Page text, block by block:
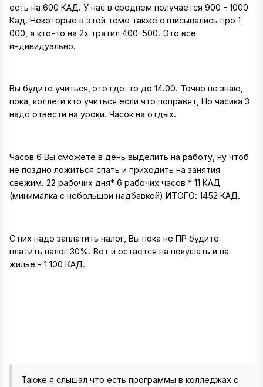
есть на 600 КАД. У нас в среднем получается 900 - 1000
Кад. Некоторые в этой теме также отписывались про 1
000, а кто-то на 2х тратил 400-500. Это все
индивидуально.
Вы будите учиться, это где-то до 14.00. Точно не знаю,
пока, коллеги кто учиться если что поправят, Но часика 3
надо отвести на уроки. Часок на отдых.
Часов 6 Вы сможете в день выделить на работу, ну чтоб
не поздно ложиться спать и приходить на занятия
свежим. 22 рабочих дня* 6 рабочих часов * 11 КАД
(минималка с небольшой надбавкой) ИТОГО: 1452 КАД.
С них надо заплатить налог, Вы пока не ПР будите
платить налог 30%. Вот и остается на покушать и на
жилье - 1 100 КАД.
Также я слышал что есть программы в колледжах с